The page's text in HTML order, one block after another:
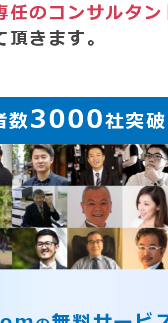
任のコンサルタ
きます。
数3000社突